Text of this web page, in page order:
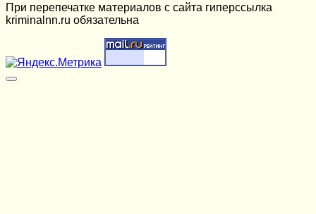
При перепечатке материалов c сайта гиперссылка
kriminalnn.ru обязательна